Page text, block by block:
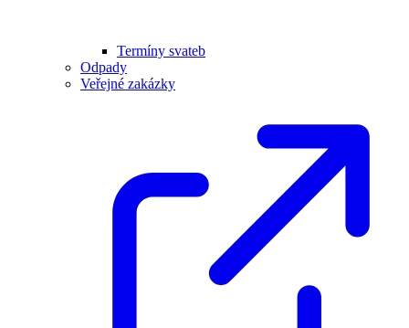
Termíny svateb
Odpady
Veřejné zakázky